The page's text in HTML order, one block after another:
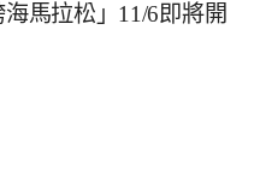
馬拉松」11/6即將開